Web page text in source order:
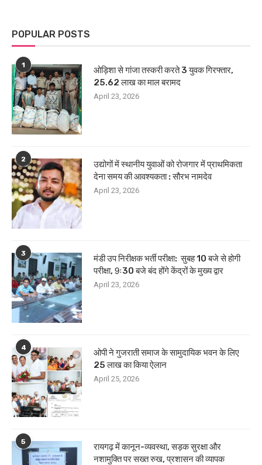
POPULAR POSTS
1
ओड़िशा से गांजा तस्करी करते 3 युवक गिरफ्तार,
25.62 लाख का माल बरामद
April 23, 2026
2
उद्योगों में स्थानीय युवाओं को रोजगार में प्राथमिकता
देना समय की आवश्यकता : सौरभ नामदेव
April 23, 2026
3
मंडी उप निरीक्षक भर्ती परीक्षा: सुबह 10 बजे से होगी
परीक्षा, 9ः30 बजे बंद होंगे केंद्रों के मुख्य द्वार
April 23, 2026
4
ओपी ने गुजराती समाज के सामुदायिक भवन के लिए
25 लाख का किया ऐलान
April 25, 2026
5
रायगढ़ में कानून-व्यवस्था, सड़क सुरक्षा और
नशामुक्ति पर सख्त रुख, प्रशासन की व्यापक